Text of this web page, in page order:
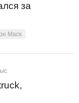
за
Маск